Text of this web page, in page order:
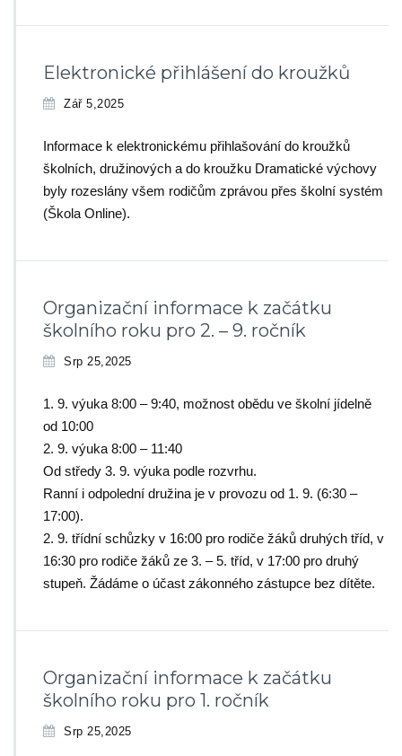
Elektronické přihlášení do kroužků
Zář 5,2025
Informace k elektronickému přihlašování do kroužků
školních, družinových a do kroužku Dramatické výchovy
byly rozeslány všem rodičům zprávou přes školní systém
(Škola Online).
Organizační informace k začátku
školního roku pro 2. – 9. ročník
Srp 25,2025
1. 9. výuka 8:00 – 9:40, možnost obědu ve školní jídelně
od 10:00
2. 9. výuka 8:00 – 11:40
Od středy 3. 9. výuka podle rozvrhu.
Ranní i odpolední družina je v provozu od 1. 9. (6:30 –
17:00).
2. 9. třídní schůzky v 16:00 pro rodiče žáků druhých tříd, v
16:30 pro rodiče žáků ze 3. – 5. tříd, v 17:00 pro druhý
stupeň. Žádáme o účast zákonného zástupce bez dítěte.
Organizační informace k začátku
školního roku pro 1. ročník
Srp 25,2025